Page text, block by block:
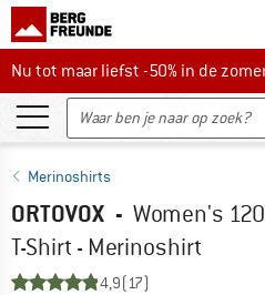
Nu tot maar liefst -50% in de
Nu tot maar liefst -50% in de
Merinoshirts
ORTOVOX - Women's
T-Shirt - Merinoshirt
4,9(17)